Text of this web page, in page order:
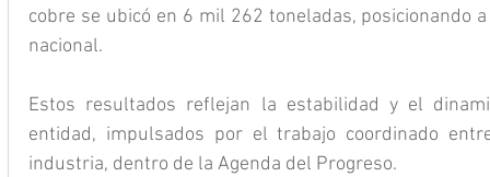
cobre se ubicó en 6 mil 262 toneladas, posicionando
nacional.
Estos resultados reflejan la estabilidad y el
entidad, impulsados por el trabajo coordinado
industria, dentro de la Agenda del Progreso.